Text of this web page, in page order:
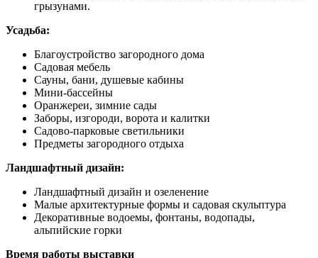
грызунами.
Усадьба:
Благоустройство загородного дома
Садовая мебель
Сауны, бани, душевые кабины
Мини-бассейны
Оранжереи, зимние сады
Заборы, изгороди, ворота и калитки
Садово-парковые светильники
Предметы загородного отдыха
Ландшафтный дизайн:
Ландшафтный дизайн и озеленение
Малые архитектурные формы и садовая скульптура
Декоративные водоемы, фонтаны, водопады,
альпийские горки
Время работы выставки